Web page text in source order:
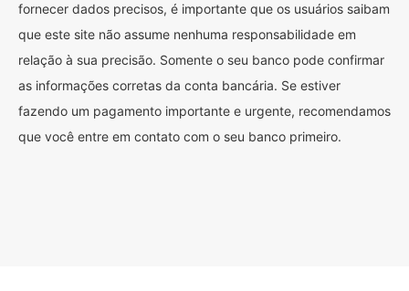
fornecer dados precisos, é importante que os usuários saibam
que este site não assume nenhuma responsabilidade em
relação à sua precisão. Somente o seu banco pode confirmar
as informações corretas da conta bancária. Se estiver
fazendo um pagamento importante e urgente, recomendamos
que você entre em contato com o seu banco primeiro.